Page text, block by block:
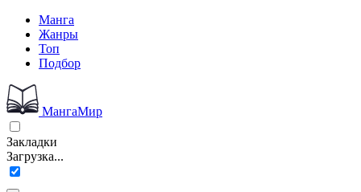
Манга
Жанры
Топ
Подбор
МангаМир
Закладки
Загрузка...